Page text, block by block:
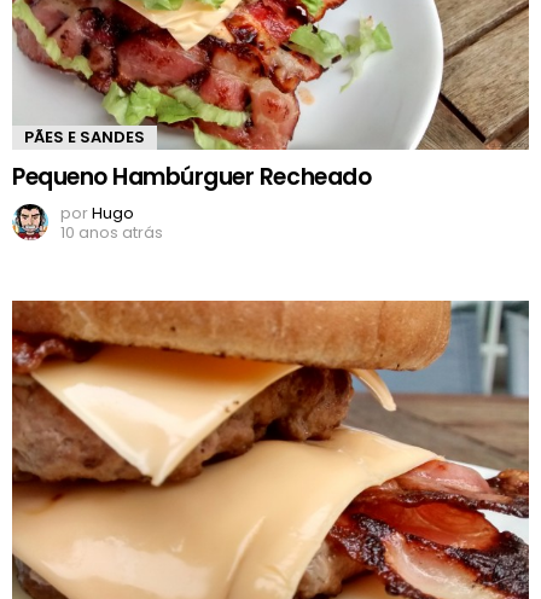
PÃES E SANDES
Pequeno Hambúrguer Recheado
porHugo
10 anos atrás